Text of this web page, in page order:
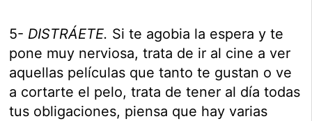
5- DISTRÁETE. Si te agobia la espera y te
pone muy nerviosa, trata de ir al cine a ver
aquellas películas que tanto te gustan o ve
a cortarte el pelo, trata de tener al día todas
tus obligaciones, piensa que hay varias